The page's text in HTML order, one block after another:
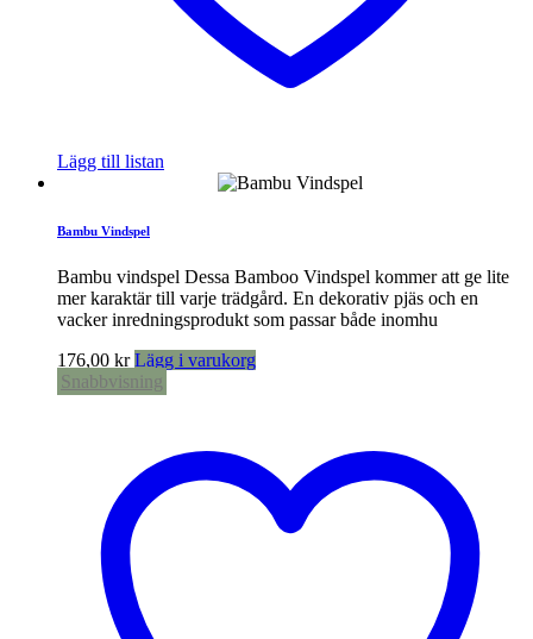
Lägg till listan
Bambu Vindspel
Bambu vindspel Dessa Bamboo Vindspel kommer att ge lite
mer karaktär till varje trädgård. En dekorativ pjäs och en
vacker inredningsprodukt som passar både inomhu
176,00 kr Lägg i varukorg
Snabbvisning